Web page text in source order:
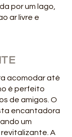
por um lago,
ar livre e
acomodar até
é perfeito
de amigos. O
encantadora
um
A